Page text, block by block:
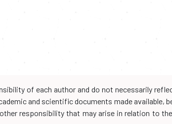
of each author and do not necessarily
and scientific documents made available,
responsibility that may arise in relation to